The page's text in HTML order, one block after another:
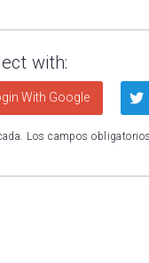
with:
With Google
Los campos